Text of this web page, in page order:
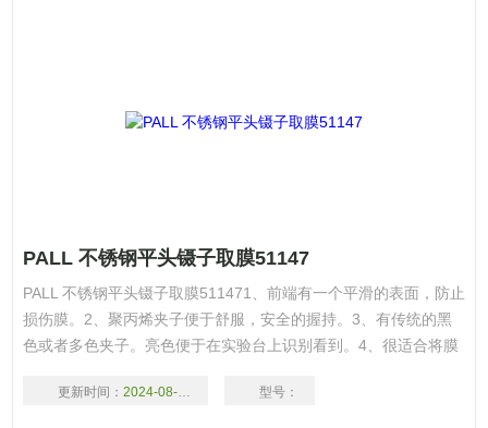
PALL 不锈钢平头镊子取膜51147
PALL 不锈钢平头镊子取膜511471、前端有一个平滑的表面，防止
损伤膜。2、聚丙烯夹子便于舒服，安全的握持。3、有传统的黑
色或者多色夹子。亮色便于在实验台上识别看到。4、很适合将膜
更新时间： 2024-08-17 型号：